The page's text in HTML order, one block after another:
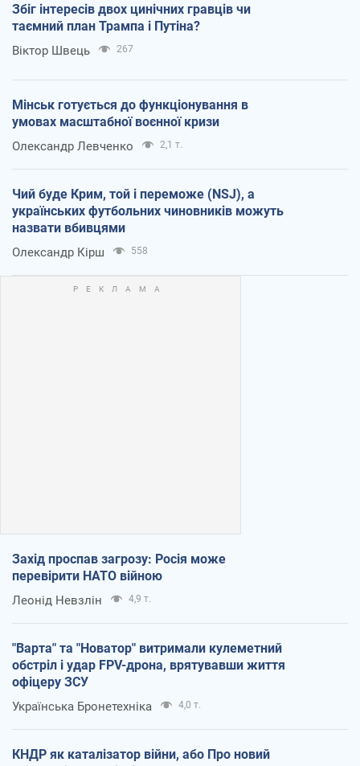
Збіг інтересів двох цинічних гравців чи
таємний план Трампа і Путіна?
Віктор Швець 267
Мінськ готується до функціонування в
умовах масштабної воєнної кризи
Олександр Левченко 2,1 т.
Чий буде Крим, той і переможе (NSJ), а
українських футбольних чиновників можуть
назвати вбивцями
Олександр Кірш 558
Захід проспав загрозу: Росія може
перевірити НАТО війною
Леонід Невзлін 4,9 т.
"Варта" та "Новатор" витримали кулеметний
обстріл і удар FPV-дрона, врятувавши життя
офіцеру ЗСУ
Українська Бронетехніка 4,0 т.
КНДР як каталізатор війни, або Про новий